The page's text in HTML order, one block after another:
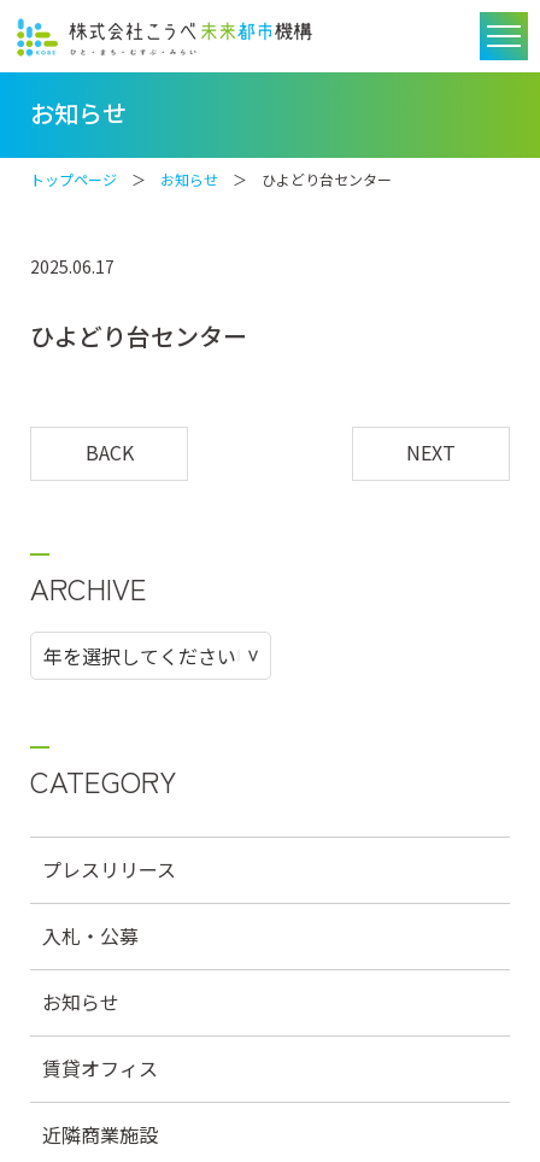
お知らせ
トップページ ＞ お知らせ ＞ ひよどり台センター
2025.06.17
ひよどり台センター
BACK NEXT
ARCHIVE
CATEGORY
プレスリリース
入札・公募
お知らせ
賃貸オフィス
近隣商業施設